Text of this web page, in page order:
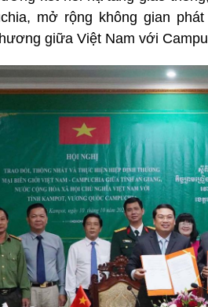
mở rộng không gian
giữa Việt Nam với